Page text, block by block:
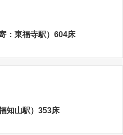
：東福寺駅）604床
知山駅）353床